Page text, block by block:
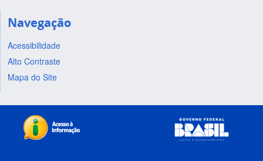
Navegação
Acessibilidade
Alto Contraste
Mapa do Site